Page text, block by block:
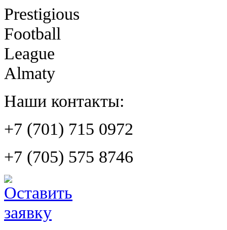
Prestigious
Football
League
Almaty
Наши контакты:
+7 (701) 715 0972
+7 (705) 575 8746